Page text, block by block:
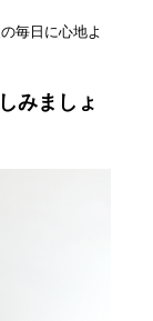
毎日に心地よ
みましょ